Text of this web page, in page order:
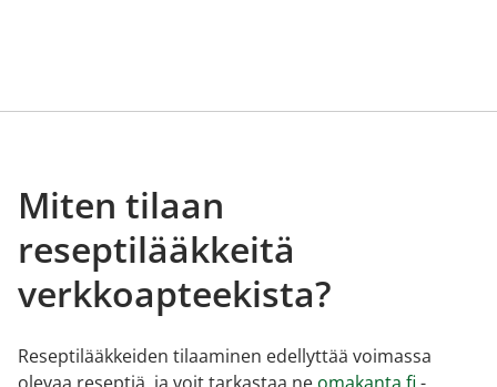
Miten tilaan
reseptilääkkeitä
verkkoapteekista?
Reseptilääkkeiden tilaaminen edellyttää voimassa